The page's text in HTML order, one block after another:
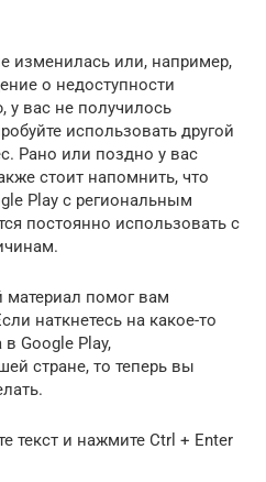
изменилась или, например,
о недоступности
у вас не получилось
использовать другой
Рано или поздно у вас
стоит напомнить, что
Play с региональным
постоянно использовать с
помог вам
наткнетесь на какое-то
Google Play,
стране, то теперь вы
текст и нажмите Ctrl + Enter